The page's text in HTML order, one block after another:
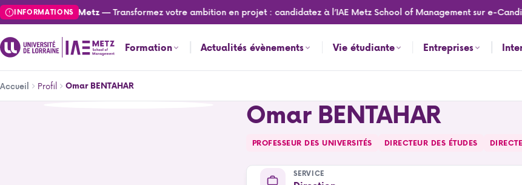
Aller
au
contenu
principal
INFORMATIONS
de l'IAE Metz— Transformez votre ambition en projet : candidatez à l’IAE Metz School of Management sur e-
Formation Actualités évènements Vie étudiante Entreprises
d'Ariane
Accueil Profil Omar BENTAHAR
Omar BENTAHAR
PROFESSEUR DES UNIVERSITÉS DIRECTEUR DES ÉTUDES
SERVICE